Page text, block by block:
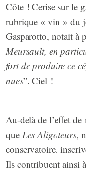
Côte ! Cerise sur le
rubrique « vin » du
Gasparotto, notait à
Meursault, en
fort de produire ce
nues”. Ciel !
Au-delà de l’effet
que Les Aligoteurs,
conservatoire,
Ils contribuent ainsi